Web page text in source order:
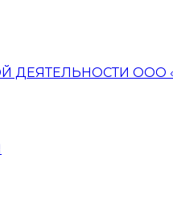
ДЕЯТЕЛЬНОСТИ ООО